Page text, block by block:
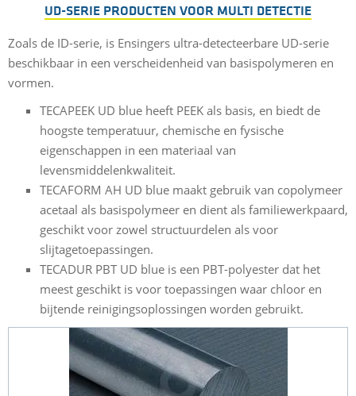
UD-SERIE PRODUCTEN VOOR MULTI DETECTIE
Zoals de ID-serie, is Ensingers ultra-detecteerbare UD-serie
beschikbaar in een verscheidenheid van basispolymeren en
vormen.
TECAPEEK UD blue heeft PEEK als basis, en biedt de
hoogste temperatuur, chemische en fysische
eigenschappen in een materiaal van
levensmiddelenkwaliteit.
TECAFORM AH UD blue maakt gebruik van copolymeer
acetaal als basispolymeer en dient als familiewerkpaard,
geschikt voor zowel structuurdelen als voor
slijtagetoepassingen.
TECADUR PBT UD blue is een PBT-polyester dat het
meest geschikt is voor toepassingen waar chloor en
bijtende reinigingsoplossingen worden gebruikt.